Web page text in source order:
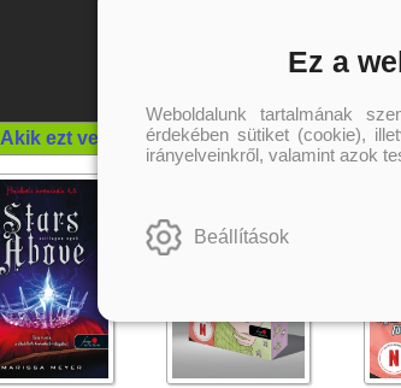
Akik ezt vették, megvették még ezeket is
Ez a
Weboldalunk tartalmának
érdekében sütiket (cookie),
irányelveinkről, valamint azok
Beállítások